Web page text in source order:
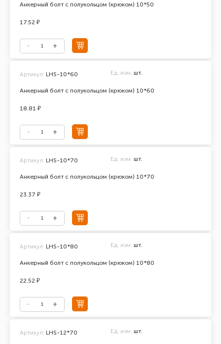
Анкерный болт с полукольцом (крюком) 10*50
17.52 ₽
Анкерный болт с полукольцом (крюком) 10*60
Артикул: LHS-10*60 Ед. изм. шт.
18.81 ₽
Анкерный болт с полукольцом (крюком) 10*70
Артикул: LHS-10*70 Ед. изм. шт.
23.37 ₽
Анкерный болт с полукольцом (крюком) 10*80
Артикул: LHS-10*80 Ед. изм. шт.
22.52 ₽
Артикул: LHS-12*70 Ед. изм. шт.